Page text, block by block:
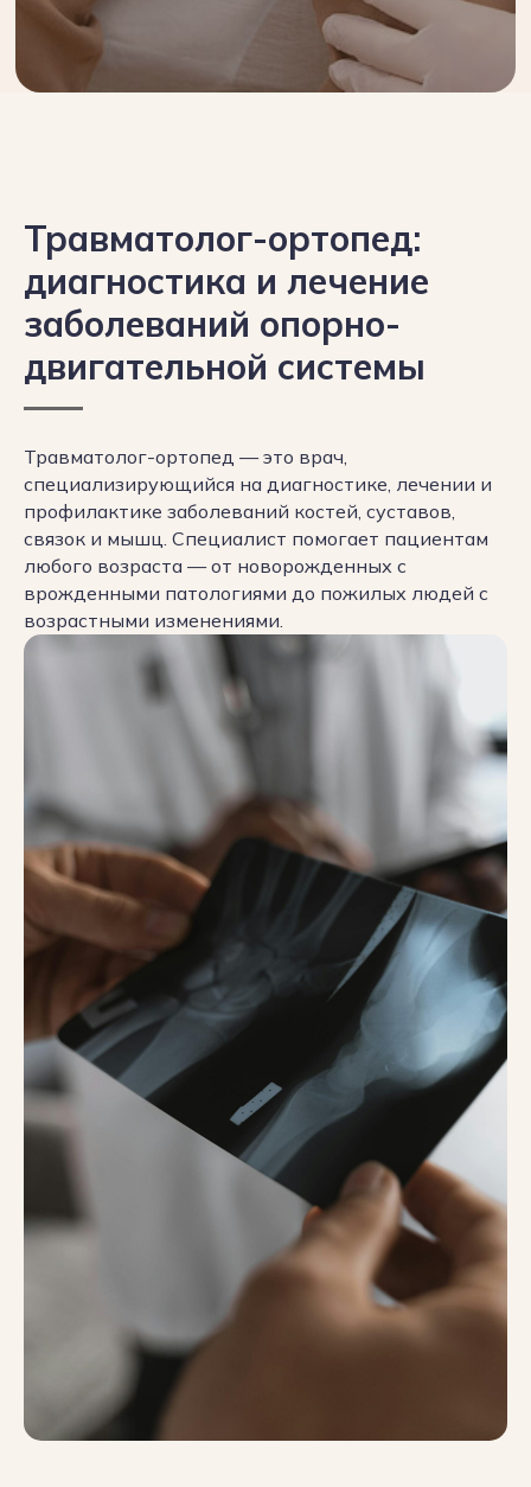
Травматолог-ортопед:
диагностика и лечение
заболеваний опорно-
двигательной системы
Травматолог-ортопед — это врач,
специализирующийся на диагностике, лечении и
профилактике заболеваний костей, суставов,
связок и мышц. Специалист помогает пациентам
любого возраста — от новорожденных с
врожденными патологиями до пожилых людей с
возрастными изменениями.
Цена приема
травматолога-
ортопеда
Специализированные
услуги
Мы объединили лучшие методики,
чтобы воздействовать
на проблему со всех сторон.